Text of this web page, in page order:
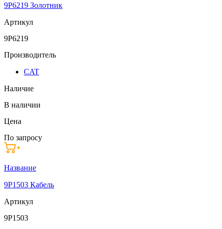
9P6219 Золотник
Артикул
9P6219
Производитель
CAT
Наличие
В наличии
Цена
По запросу
Название
9P1503 Кабель
Артикул
9P1503